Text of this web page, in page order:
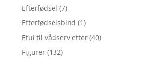
Efterfødsel (7)
Efterfødselsbind (1)
Etui til vådservietter (40)
Figurer (132)